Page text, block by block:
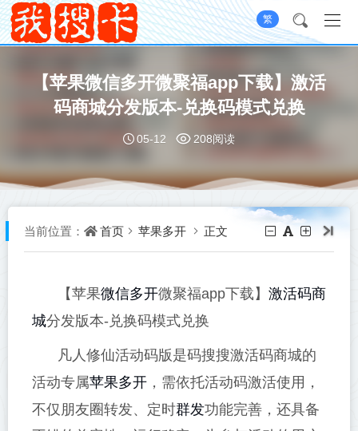
繁
【苹果微信多开微聚福app下载】激活
码商城分发版本-兑换码模式兑换
05-12 208阅读
当前位置： 首页 苹果多开 正文
【苹果微信多开微聚福app下载】 激活码商
城分发版本-兑换码模式兑换
凡人修仙活动码版是码搜搜激活码商城的
活动专属苹果多开 ，需依托活动码激活使用，
不仅朋友圈转发、定时群发功能完善，还具备